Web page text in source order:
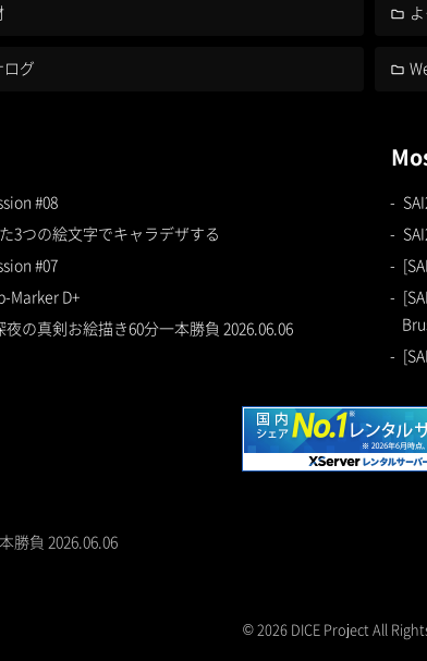
ログ
#08
3つの絵文字でキャラデザする
#07
Marker D+
夜の真剣お絵描き60分一本勝負 2026.06.06
勝負 2026.06.06
© 2026 DICE Project All